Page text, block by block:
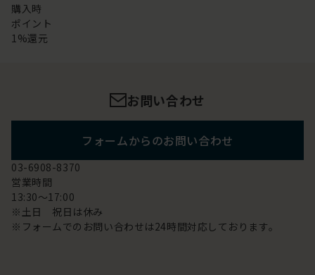
購入時
ポイント
1%還元
お問い合わせ
フォームからのお問い合わせ
03-6908-8370
営業時間
13:30～17:00
※土日 祝日は休み
※フォームでのお問い合わせは24時間対応しております。